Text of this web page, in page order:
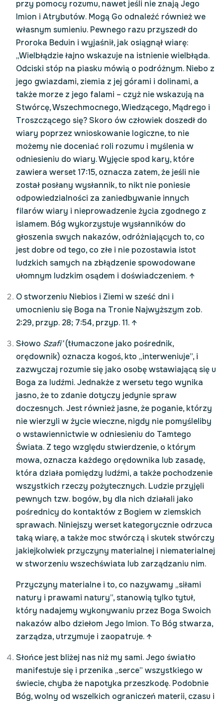
przy pomocy rozumu, nawet jeśli nie znają Jego
Imion i Atrybutów. Mogą Go odnaleźć również we
własnym sumieniu. Pewnego razu przyszedł do
Proroka Beduin i wyjaśnił, jak osiągnął wiarę:
„Wielbłądzie łajno wskazuje na istnienie wielbłąda.
Odciski stóp na piasku mówią o podróżnym. Niebo z
jego gwiazdami, ziemia z jej górami i dolinami, a
także morze z jego falami – czyż nie wskazują na
Stwórcę, Wszechmocnego, Wiedzącego, Mądrego i
Troszczącego się? Skoro ów człowiek doszedł do
wiary poprzez wnioskowanie logiczne, to nie
możemy nie doceniać roli rozumu i myślenia w
odniesieniu do wiary. Wyjęcie spod kary, które
zawiera werset 17:15, oznacza zatem, że jeśli nie
został posłany wysłannik, to nikt nie poniesie
odpowiedzialności za zaniedbywanie innych
filarów wiary i nieprowadzenie życia zgodnego z
islamem. Bóg wykorzystuje wysłanników do
głoszenia swych nakazów, odróżniających to, co
jest dobre od tego, co złe i nie pozostawia istot
ludzkich samych na zbłądzenie spowodowane
ułomnym ludzkim osądem i doświadczeniem. ↑
O stworzeniu Niebios i Ziemi w sześć dni i
umocnieniu się Boga na Tronie Najwyższym zob.
2:29, przyp. 28; 7:54, przyp. 11. ↑
Słowo Szafi’(tłumaczone jako pośrednik,
orędownik) oznacza kogoś, kto „interweniuje”, i
zazwyczaj rozumie się jako osobę wstawiającą się u
Boga za ludźmi. Jednakże z wersetu tego wynika
jasno, że to zdanie dotyczy jedynie spraw
doczesnych. Jest również jasne, że poganie, którzy
nie wierzyli w życie wieczne, nigdy nie pomyśleliby
o wstawiennictwie w odniesieniu do Tamtego
Świata. Z tego względu stwierdzenie, o którym
mowa, oznacza każdego orędownika lub zasadę,
która działa pomiędzy ludźmi, a także pochodzenie
wszystkich rzeczy pożytecznych. Ludzie przyjęli
pewnych tzw. bogów, by dla nich działali jako
pośrednicy do kontaktów z Bogiem w ziemskich
sprawach. Niniejszy werset kategorycznie odrzuca
taką wiarę, a także moc stwórczą i skutek stwórczy
jakiejkolwiek przyczyny materialnej i niematerialnej
w stworzeniu wszechświata lub zarządzaniu nim.
Przyczyny materialne i to, co nazywamy „siłami
natury i prawami natury”, stanowią tylko tytuł,
który nadajemy wykonywaniu przez Boga Swoich
nakazów albo dziełom Jego Imion. To Bóg stwarza,
zarządza, utrzymuje i zaopatruje. ↑
Słońce jest bliżej nas niż my sami. Jego światło
manifestuje się i przenika „serce” wszystkiego w
świecie, chyba że napotyka przeszkodę. Podobnie
Bóg, wolny od wszelkich ograniczeń materii, czasu i